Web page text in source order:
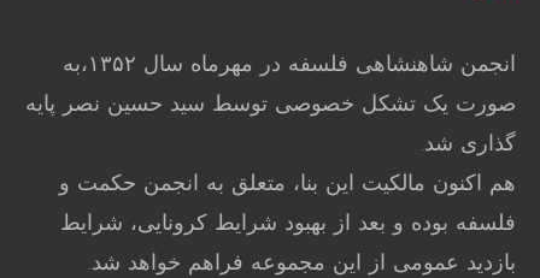
انجمن شاهنشاهی فلسفه در مهرماه سال ۱۳۵۲،به
صورت یک تشکل خصوصی توسط سید حسین نصر پایه
گذاری شد.
هم اکنون مالکیت این بنا، متعلق به انجمن حکمت و
فلسفه بوده و بعد از بهبود شرایط کرونایی، شرایط
بازدید عمومی از این مجموعه فراهم خواهد شد.